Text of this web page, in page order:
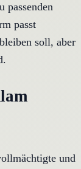
passenden
passt
soll, aber
und